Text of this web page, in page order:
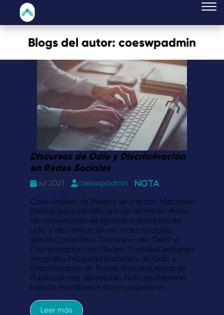
Blogs del autor: coeswpadmin
Discursos de Odio y Discriminación
en Redes Sociales
Jul 2021 coeswpadmin Nota
Coes Análisis de Medios se une con Naciones
Unidas para identificar más de medio millón
de conversaciones ligadas a discursos de
odio y discriminación en redes sociales
desde Costa Rica. Discursos-de-Odio-y-
Discriminacion-en-Redes-SocialesDescarga
Infografía Infografía Discursos de Odio y
Discriminación en Redes SocialesDescarga
Publicaciones del estudio Noticias Repretel
Edición meridiana Edición vespertina…
Leer más